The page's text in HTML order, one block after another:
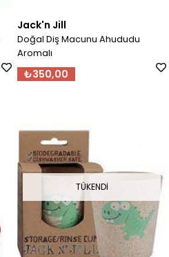
Jack'n Jill
Doğal Diş Macunu Ahududu
Aromalı
₺350,00
TÜKENDI